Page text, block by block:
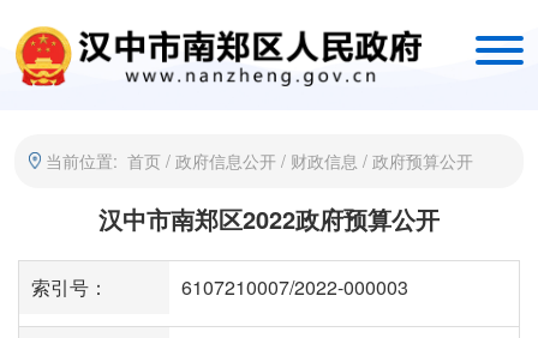
当前位置: 首页 / 政府信息公开 / 财政信息 / 政府预算公开
汉中市南郑区2022政府预算公开
索引号： 6107210007/2022-000003